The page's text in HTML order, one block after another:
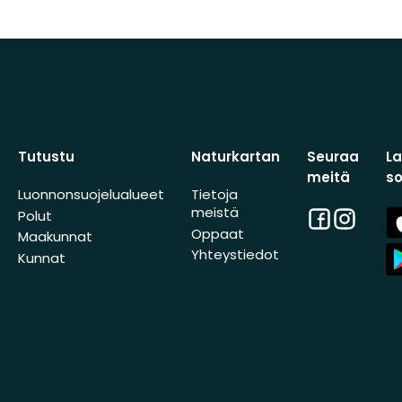
Tutustu
Luonnonsuojelualueet
Polut
Maakunnat
Kunnat
Naturkartan
Tietoja
meistä
Oppaat
Yhteystiedot
Seuraa
meitä
Facebook